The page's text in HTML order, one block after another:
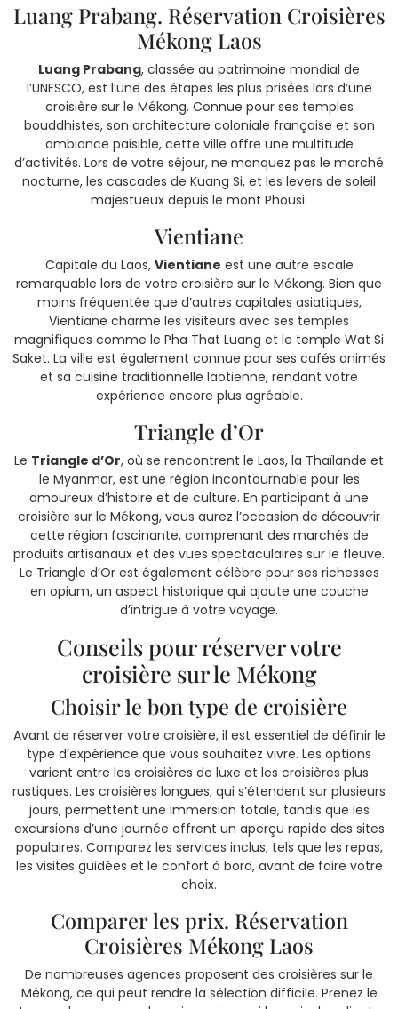
Luang Prabang. Réservation Croisières
Mékong Laos
Luang Prabang, classée au patrimoine mondial de
l’UNESCO, est l’une des étapes les plus prisées lors d’une
croisière sur le Mékong. Connue pour ses temples
bouddhistes, son architecture coloniale française et son
ambiance paisible, cette ville offre une multitude
d’activités. Lors de votre séjour, ne manquez pas le marché
nocturne, les cascades de Kuang Si, et les levers de soleil
majestueux depuis le mont Phousi.
Vientiane
Capitale du Laos, Vientiane est une autre escale
remarquable lors de votre croisière sur le Mékong. Bien que
moins fréquentée que d’autres capitales asiatiques,
Vientiane charme les visiteurs avec ses temples
magnifiques comme le Pha That Luang et le temple Wat Si
Saket. La ville est également connue pour ses cafés animés
et sa cuisine traditionnelle laotienne, rendant votre
expérience encore plus agréable.
Triangle d’Or
Le Triangle d’Or, où se rencontrent le Laos, la Thaïlande et
le Myanmar, est une région incontournable pour les
amoureux d’histoire et de culture. En participant à une
croisière sur le Mékong, vous aurez l’occasion de découvrir
cette région fascinante, comprenant des marchés de
produits artisanaux et des vues spectaculaires sur le fleuve.
Le Triangle d’Or est également célèbre pour ses richesses
en opium, un aspect historique qui ajoute une couche
d’intrigue à votre voyage.
Conseils pour réserver votre
croisière sur le Mékong
Choisir le bon type de croisière
Avant de réserver votre croisière, il est essentiel de définir le
type d’expérience que vous souhaitez vivre. Les options
varient entre les croisières de luxe et les croisières plus
rustiques. Les croisières longues, qui s’étendent sur plusieurs
jours, permettent une immersion totale, tandis que les
excursions d’une journée offrent un aperçu rapide des sites
populaires. Comparez les services inclus, tels que les repas,
les visites guidées et le confort à bord, avant de faire votre
choix.
Comparer les prix. Réservation
Croisières Mékong Laos
De nombreuses agences proposent des croisières sur le
Mékong, ce qui peut rendre la sélection difficile. Prenez le